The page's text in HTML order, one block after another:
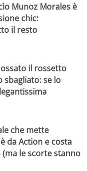
Munoz Morales è
chic:
il resto
il rossetto
sbagliato: se lo
che mette
da Action e costa
le scorte stanno